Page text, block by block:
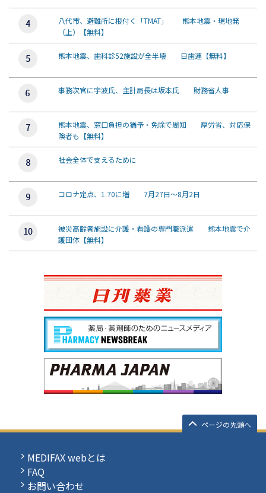
八代市、避難所に根付く「TMAT」 熊本地震・現地発
（上）【無料】
熊本地震、歯科診52施設が全半壊 日歯連【無料】
事務次官に宇波氏、主計局長は坂本氏 財務省人事
熊本地震、窓口負担の猶予・免除で周知 厚労省、対応保
険者も【無料】
社会全体で支えるために
コロナ定点、1.70に増 7月27日～8月2日
被災高齢者施設に介護・看護の専門職派遣 熊本地震で介
護団体【無料】
ページの先頭へ
MEDIFAX webとは
FAQ
お問い合わせ